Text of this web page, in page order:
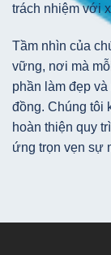
trách nhiệm với
Tầm nhìn của
vững, nơi mà
phần làm đẹp
đồng. Chúng tôi
hoàn thiện quy
ứng trọn vẹn sự